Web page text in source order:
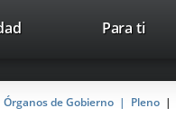
avaTop Para ti
Órganos de Gobierno Pleno